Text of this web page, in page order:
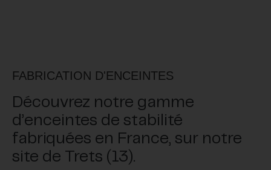
FABRICATION D'ENCEINTES
Découvrez notre gamme
d’enceintes de stabilité
fabriquées en France, sur notre
site de Trets (13).